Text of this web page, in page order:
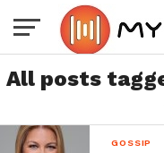
All posts
GOSSIP